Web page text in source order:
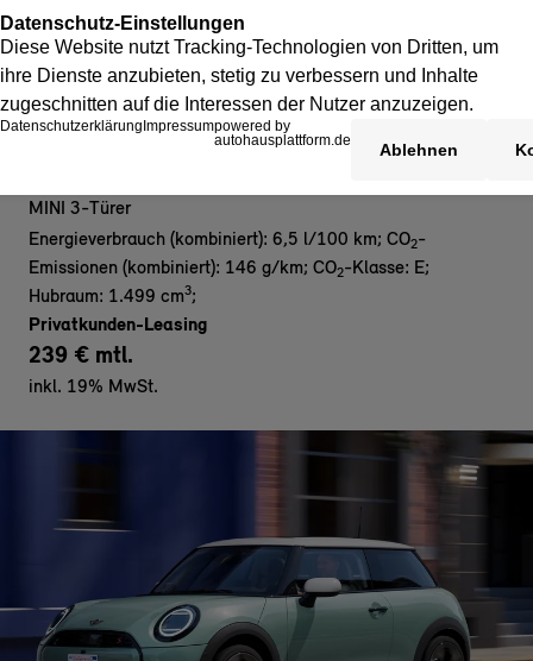
MINI 3-Türer
Energieverbrauch (kombiniert): 6,5 l/100 km; CO2-
Emissionen (kombiniert): 146 g/km; CO2-Klasse: E;
Hubraum: 1.499 cm3;
Privatkunden-Leasing
239 € mtl.
inkl. 19% MwSt.